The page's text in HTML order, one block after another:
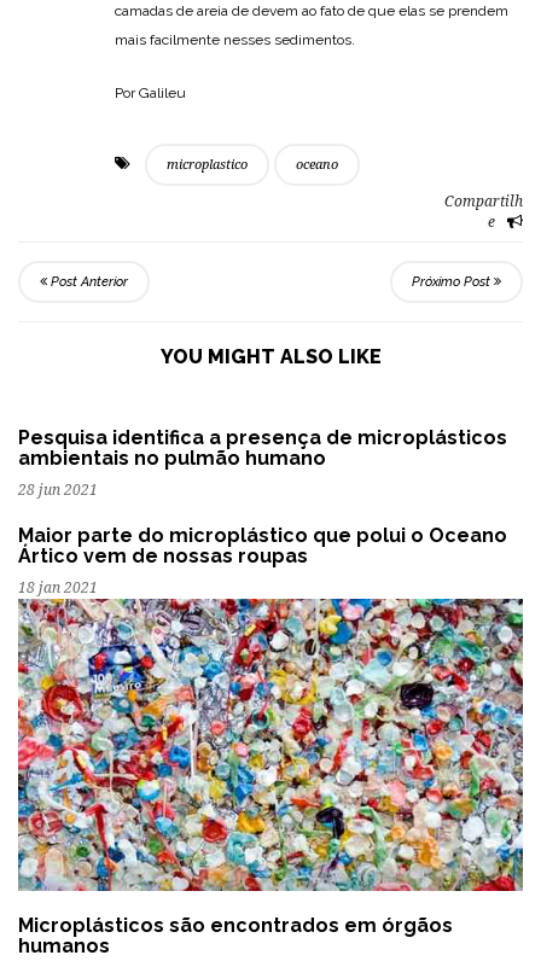
camadas de areia de devem ao fato de que elas se prendem
mais facilmente nesses sedimentos.
Por Galileu
microplastico oceano
Compartilh
e
Post Anterior Próximo Post
YOU MIGHT ALSO LIKE
Pesquisa identifica a presença de microplásticos
ambientais no pulmão humano
28 jun 2021
Maior parte do microplástico que polui o Oceano
Ártico vem de nossas roupas
18 jan 2021
Microplásticos são encontrados em órgãos
humanos